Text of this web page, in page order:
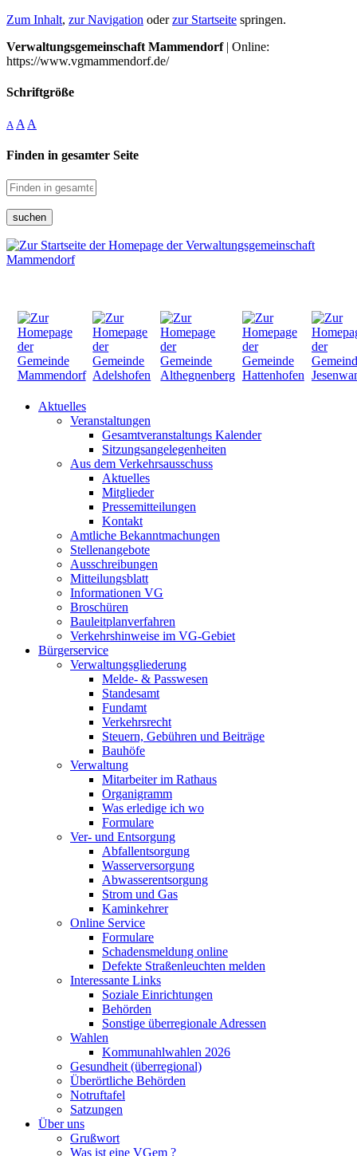
Zum Inhalt, zur Navigation oderzur Startseite springen.
Verwaltungsgemeinschaft Mammendorf| Online:
https://www.vgmammendorf.de/
Schriftgröße
A A A
Finden in gesamter Seite
suchen
Aktuelles
Veranstaltungen
Gesamtveranstaltungs Kalender
Sitzungsangelegenheiten
Aus dem Verkehrsausschuss
Aktuelles
Mitglieder
Pressemitteilungen
Kontakt
Amtliche Bekanntmachungen
Stellenangebote
Ausschreibungen
Mitteilungsblatt
Informationen VG
Broschüren
Bauleitplanverfahren
Verkehrshinweise im VG-Gebiet
Bürgerservice
Verwaltungsgliederung
Melde- & Passwesen
Standesamt
Fundamt
Verkehrsrecht
Steuern, Gebühren und Beiträge
Bauhöfe
Verwaltung
Mitarbeiter im Rathaus
Organigramm
Was erledige ich wo
Formulare
Ver- und Entsorgung
Abfallentsorgung
Wasserversorgung
Abwasserentsorgung
Strom und Gas
Kaminkehrer
Online Service
Formulare
Schadensmeldung online
Defekte Straßenleuchten melden
Interessante Links
Soziale Einrichtungen
Behörden
Sonstige überregionale Adressen
Wahlen
Kommunahlwahlen 2026
Gesundheit (überregional)
Überörtliche Behörden
Notruftafel
Satzungen
Über uns
Grußwort
Was ist eine VGem ?